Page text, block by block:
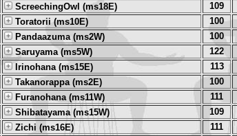
ScreechingOwl (ms18E) 109
Toratorii (ms10E) 100
Pandaazuma (ms2W) 100
Saruyama (ms5W) 122
Irinohana (ms15E) 113
Takanorappa (ms2E) 100
Furanohana (ms11W) 111
Shibatayama (ms15W) 109
Zichi (ms16E) 111